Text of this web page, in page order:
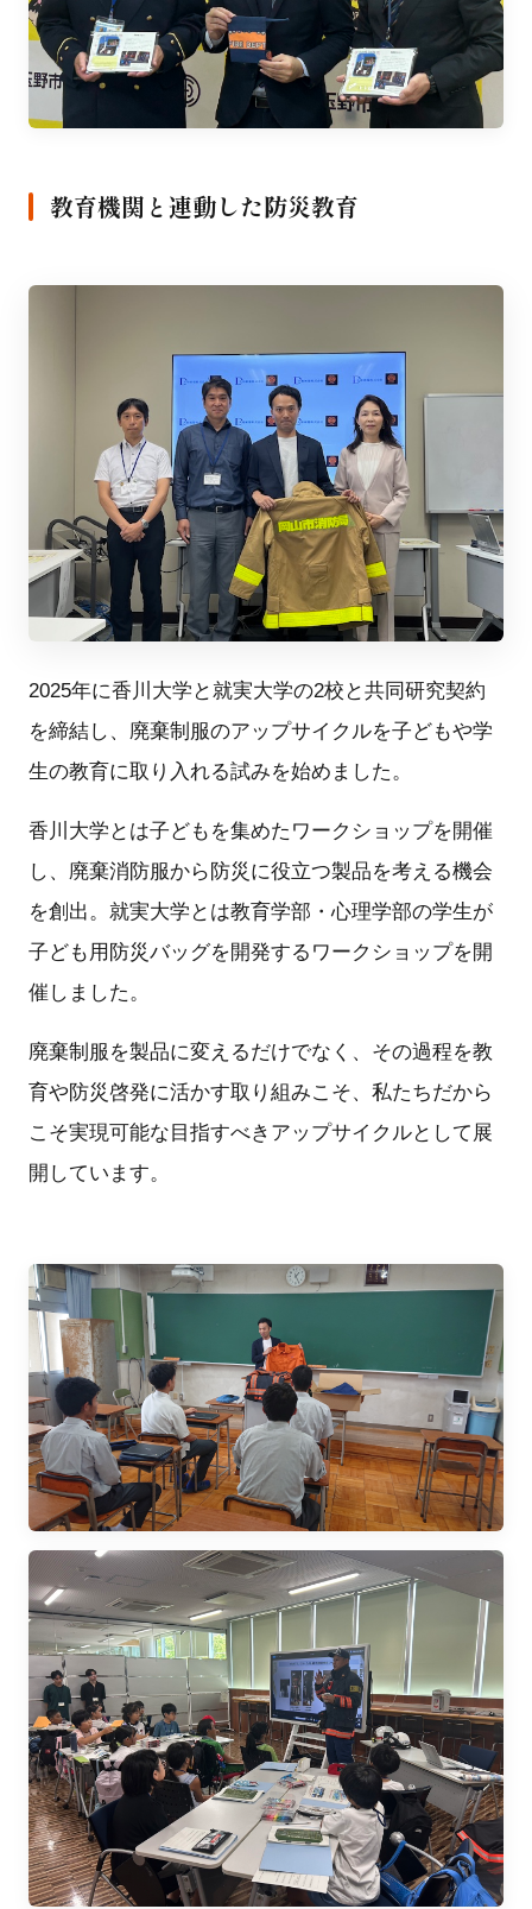
教育機関と連動した防災教育
2025年に香川大学と就実大学の2校と共同研究契約
を締結し、廃棄制服のアップサイクルを子どもや学
生の教育に取り入れる試みを始めました。
香川大学とは子どもを集めたワークショップを開催
し、廃棄消防服から防災に役立つ製品を考える機会
を創出。就実大学とは教育学部・心理学部の学生が
子ども用防災バッグを開発するワークショップを開
催しました。
廃棄制服を製品に変えるだけでなく、その過程を教
育や防災啓発に活かす取り組みこそ、私たちだから
こそ実現可能な目指すべきアップサイクルとして展
開しています。